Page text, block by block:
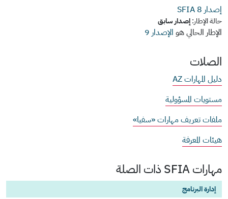
إصدار SFIA 8
حالة الإطار:إصدار سابق
الإطار الحالي هو الإصدار 9
الصلات
دليل المهارات AZ
مستويات المسؤولية
ملفات تعريف مهارات «سفيا»
هيئات المعرفة
مهارات SFIA ذات الصلة
إدارة البرنامج